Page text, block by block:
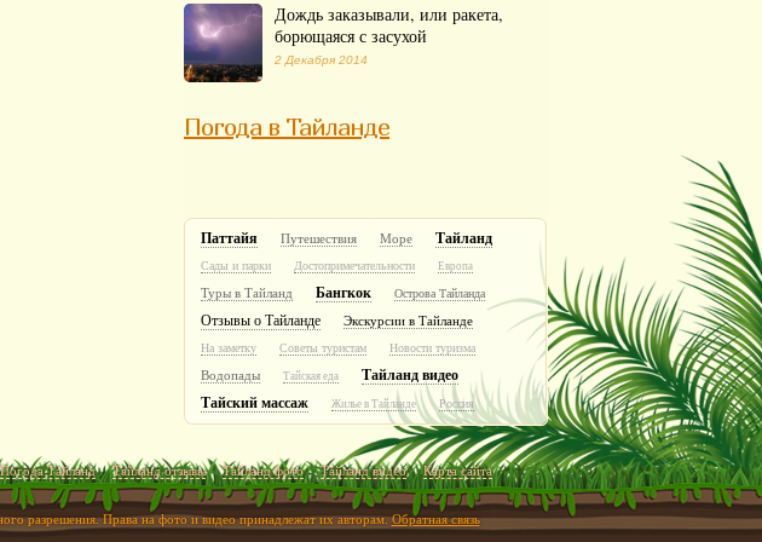
Дождь заказывали, или ракета,
борющаяся с засухой
2 Декабря 2014
Погода в Тайланде
Паттайя Путешествия Море Тайланд
Сады и парки Достопримечательности Европа
Туры в Тайланд Бангкок Острова Тайланда
Отзывы о Тайланде Экскурсии в Тайланде
На заметку Советы туристам Новости туризма
Водопады Тайская еда
Тайланд видео
Тайский массаж
Жилье в Тайланде Россия
Погода Тайланд Тайланд отзывы Тайланд фото Тайланд видео Карта сайта
разрешения. Права на фото и видео принадлежат их авторам.Обратная связь